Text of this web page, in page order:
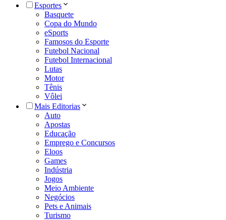
Esportes
Basquete
Copa do Mundo
eSports
Famosos do Esporte
Futebol Nacional
Futebol Internacional
Lutas
Motor
Tênis
Vôlei
Mais Editorias
Auto
Apostas
Educação
Emprego e Concursos
Eloos
Games
Indústria
Jogos
Meio Ambiente
Negócios
Pets e Animais
Turismo